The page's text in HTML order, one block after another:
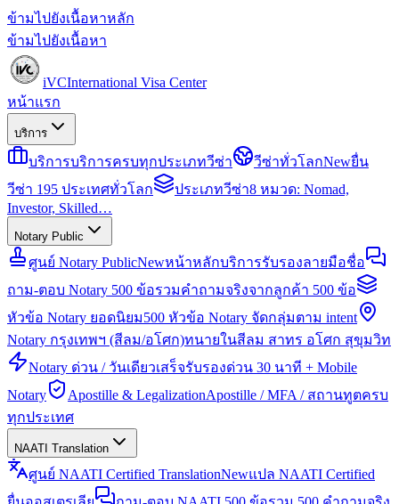
ข้ามไปยังเนื้อหาหลัก
ข้ามไปยังเนื้อหา
iVCInternational Visa Center
หน้าแรก
บริการ
บริการบริการครบทุกประเภทวีซ่า วีซ่าทั่วโลกNewยื่น
วีซ่า 195 ประเทศทั่วโลก
ประเภทวีซ่า8 หมวด: Nomad,
Investor, Skilled…
Notary Public
ศูนย์ Notary PublicNewหน้าหลักบริการรับรองลายมือชื่อ
ถาม-ตอบ Notary 500 ข้อรวมคำถามจริงจากลูกค้า 500 ข้อ
หัวข้อ Notary ยอดนิยม500 หัวข้อ Notary จัดกลุ่มตาม intent
Notary กรุงเทพฯ (สีลม/อโศก)ทนายในสีลม สาทร อโศก สุขุมวิท
Notary ด่วน / วันเดียวเสร็จรับรองด่วน 30 นาที + Mobile
Notary
Apostille & LegalizationApostille / MFA / สถานทูตครบ
ทุกประเทศ
NAATI Translation
ศูนย์ NAATI Certified TranslationNewแปล NAATI Certified